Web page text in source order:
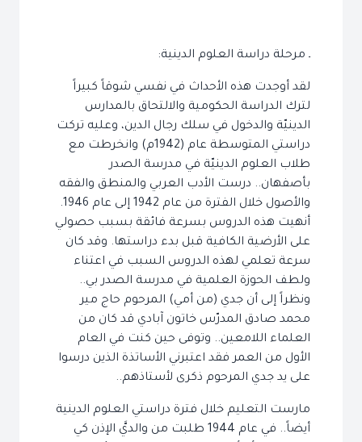
ـ مرحلة دراسة العلوم الدينية:
لقد أوجدت هذه الأحداث في نفسي شوقاً كبيراً
لترك الدراسة الحكومية والالتحاق بالمدارس
الدينيّة والدخول في سلك رجال الدين، وعليه تركت
دراستي المتوسطة عام (1942م) وانخرطت مع
طلاب العلوم الدينيّة في مدرسة الصدر
بأصفهان.. درست الأدب العربي والمنطق والفقه
والأصول خلال الفترة من عام 1942 إلى عام 1946.
أنهيت هذه الدروس بسرعة فائقة بسبب حصولي
على الأرضية الكافية قبل بدء دراستها. وقد كان
سرعة تعلمي لهذه الدروس السبب في اعتناء
ولطف الحوزة العلمية في مدرسة الصدر بي..
ونظراً إلى أن جدي (من أمي) المرحوم حاج مير
محمد صادق المدرّس خاتون آبادي قد كان من
العلماء اللامعين.. وتوفى حين كنت في العام
الأول من العمر فقد اعتبرني الأساتذة الذين درسوا
على يد جدي المرحوم ذكرى لأستاذهم..
مارست التعليم خلال فترة دراستي العلوم الدينية
أيضاً.. في عام 1944 طلبت من والديَّ الإذن كي